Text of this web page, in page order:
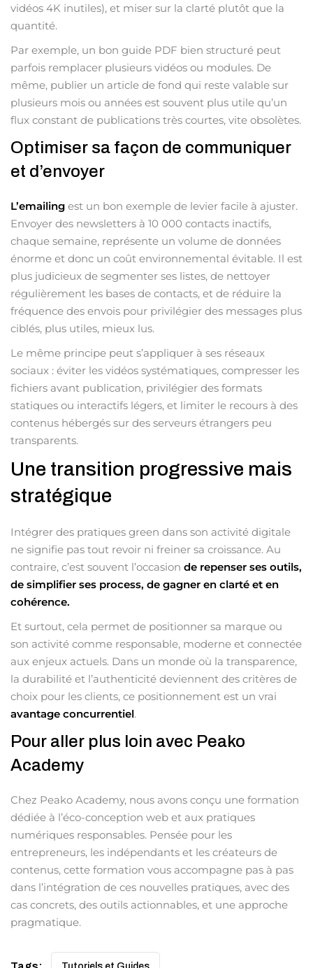
vidéos 4K inutiles), et miser sur la clarté plutôt que la
quantité.
Par exemple, un bon guide PDF bien structuré peut
parfois remplacer plusieurs vidéos ou modules. De
même, publier un article de fond qui reste valable sur
plusieurs mois ou années est souvent plus utile qu’un
flux constant de publications très courtes, vite obsolètes.
Optimiser sa façon de communiquer
et d’envoyer
L’emailing est un bon exemple de levier facile à ajuster.
Envoyer des newsletters à 10 000 contacts inactifs,
chaque semaine, représente un volume de données
énorme et donc un coût environnemental évitable. Il est
plus judicieux de segmenter ses listes, de nettoyer
régulièrement les bases de contacts, et de réduire la
fréquence des envois pour privilégier des messages plus
ciblés, plus utiles, mieux lus.
Le même principe peut s’appliquer à ses réseaux
sociaux : éviter les vidéos systématiques, compresser les
fichiers avant publication, privilégier des formats
statiques ou interactifs légers, et limiter le recours à des
contenus hébergés sur des serveurs étrangers peu
transparents.
Une transition progressive mais
stratégique
Intégrer des pratiques green dans son activité digitale
ne signifie pas tout revoir ni freiner sa croissance. Au
contraire, c’est souvent l’occasion de repenser ses outils,
de simplifier ses process, de gagner en clarté et en
cohérence.
Et surtout, cela permet de positionner sa marque ou
son activité comme responsable, moderne et connectée
aux enjeux actuels. Dans un monde où la transparence,
la durabilité et l’authenticité deviennent des critères de
choix pour les clients, ce positionnement est un vrai
avantage concurrentiel.
Pour aller plus loin avec Peako
Academy
Chez Peako Academy, nous avons conçu une formation
dédiée à l’éco-conception web et aux pratiques
numériques responsables. Pensée pour les
entrepreneurs, les indépendants et les créateurs de
contenus, cette formation vous accompagne pas à pas
dans l’intégration de ces nouvelles pratiques, avec des
cas concrets, des outils actionnables, et une approche
pragmatique.